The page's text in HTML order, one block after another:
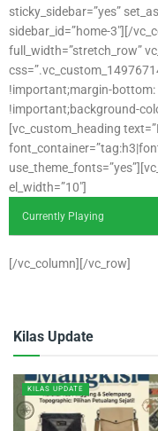
sticky_sidebar=”yes”
sidebar_id=”home-3″][/
full_width=”stretch_row”
!important;margin-
!important;background-
[vc_custom_heading
el_width=”10″]
Currently Playing
[/vc_column][/vc_row]
Kilas Update
KILAS UPDATE